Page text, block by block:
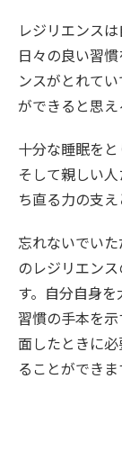
レジリエンス
日々の良い習
ンスがとれて
ができると思え
十分な睡眠をと
そして親しい
ち直る力の支え
忘れないでい
のレジリエン
す。自分自身
習慣の手本を
面したときに
ることができま